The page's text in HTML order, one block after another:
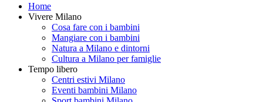
Home
Vivere Milano
Cosa fare con i bambini
Mangiare con i bambini
Natura a Milano e dintorni
Cultura a Milano per famiglie
Tempo libero
Centri estivi Milano
Eventi bambini Milano